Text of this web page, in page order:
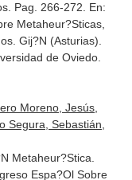
Pag. 266-272. En:
Metaheur?Sticas,
. Gij?N (Asturias).
de Oviedo.
Moreno, Jesús,
Segura, Sebastián,
Metaheur?Stica.
Espa?Ol Sobre